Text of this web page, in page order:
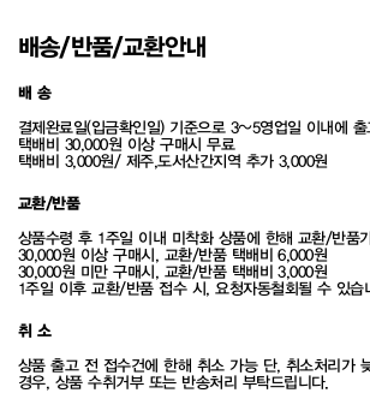
배송/반품/교환안내
배 송
결제완료일(입금확인일) 기준으로 3~5영업일 이내에 출
택배비 30,000원 이상 구매시 무료
택배비 3,000원/ 제주,도서산간지역 추가 3,000원
교환/반품
상품수령 후 1주일 이내 미착화 상품에 한해 교환/반품
30,000원 이상 구매시, 교환/반품 택배비 6,000원
30,000원 미만 구매시, 교환/반품 택배비 3,000원
1주일 이후 교환/반품 접수 시, 요청자동철회될 수 있습
취 소
상품 출고 전 접수건에 한해 취소 가능 단, 취소처리가
경우, 상품 수취거부 또는 반송처리 부탁드립니다.